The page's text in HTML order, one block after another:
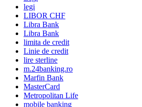
legi
LIBOR CHF
Libra Bank
Libra Bank
limita de credit
Linie de credit
lire sterline
m.24banking.ro
Marfin Bank
MasterCard
Metropolitan Life
mobile banking